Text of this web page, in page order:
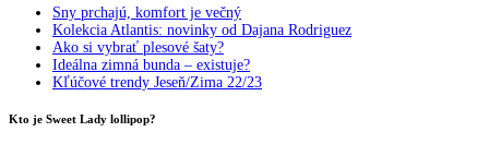
Sny prchajú, komfort je večný
Kolekcia Atlantis: novinky od Dajana Rodriguez
Ako si vybrať plesové šaty?
Ideálna zimná bunda – existuje?
Kľúčové trendy Jeseň/Zima 22/23
Kto je Sweet Lady lollipop?